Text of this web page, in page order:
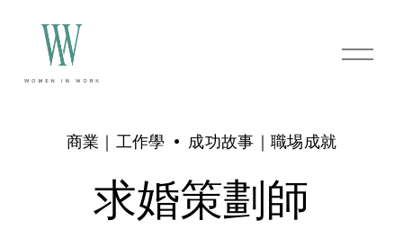
O
p
求婚策劃師
商業｜工作學 成功故事｜職埸成就